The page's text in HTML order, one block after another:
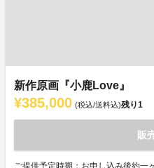
新作原画『小鹿Love』
¥385,000 (税込/送料込)残り1
販
ご提供予定時期：お申し込み後約一